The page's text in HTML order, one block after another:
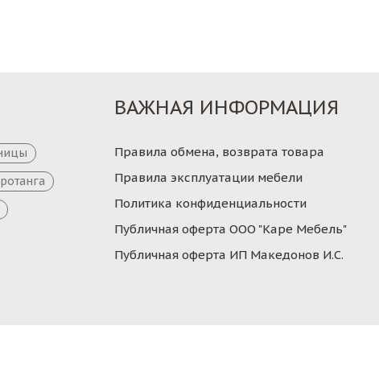
ВАЖНАЯ ИНФОРМАЦИЯ
Правила обмена, возврата товара
Правила эксплуатации мебели
Политика конфиденциальности
Публичная оферта ООО "Каре Мебель"
Публичная оферта ИП Македонов И.С.